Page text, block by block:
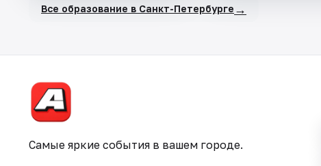
Все образование в Санкт-Петербурге →
Самые яркие события в вашем городе.